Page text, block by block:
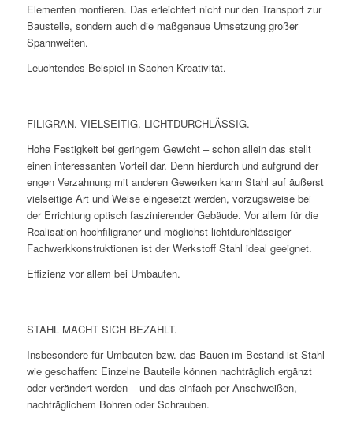
Elementen montieren. Das erleichtert nicht nur den Transport zur
Baustelle, sondern auch die maßgenaue Umsetzung großer
Spannweiten.
Leuchtendes Beispiel in Sachen Kreativität.
FILIGRAN. VIELSEITIG. LICHTDURCHLÄSSIG.
Hohe Festigkeit bei geringem Gewicht – schon allein das stellt
einen interessanten Vorteil dar. Denn hierdurch und aufgrund der
engen Verzahnung mit anderen Gewerken kann Stahl auf äußerst
vielseitige Art und Weise eingesetzt werden, vorzugsweise bei
der Errichtung optisch faszinierender Gebäude. Vor allem für die
Realisation hochfiligraner und möglichst lichtdurchlässiger
Fachwerkkonstruktionen ist der Werkstoff Stahl ideal geeignet.
Effizienz vor allem bei Umbauten.
STAHL MACHT SICH BEZAHLT.
Insbesondere für Umbauten bzw. das Bauen im Bestand ist Stahl
wie geschaffen: Einzelne Bauteile können nachträglich ergänzt
oder verändert werden – und das einfach per Anschweißen,
nachträglichem Bohren oder Schrauben.